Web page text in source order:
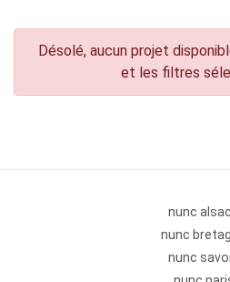
Désolé, aucun projet
et les filtres
nunc
nunc
nunc